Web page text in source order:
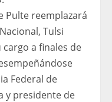
Pulte reemplazará
Tulsi
a finales de
Federal de
y presidente de